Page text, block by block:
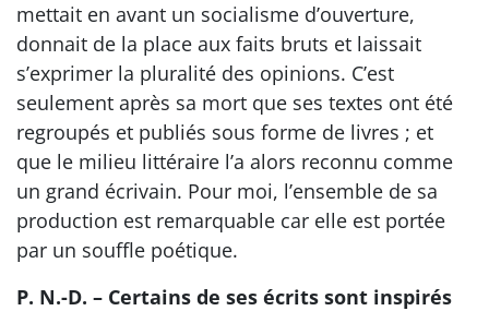
mettait en avant un socialisme d’ouverture,
donnait de la place aux faits bruts et laissait
s’exprimer la pluralité des opinions. C’est
seulement après sa mort que ses textes ont été
regroupés et publiés sous forme de livres ; et
que le milieu littéraire l’a alors reconnu comme
un grand écrivain. Pour moi, l’ensemble de sa
production est remarquable car elle est portée
par un souffle poétique.
P. N.-D. – Certains de ses écrits sont inspirés